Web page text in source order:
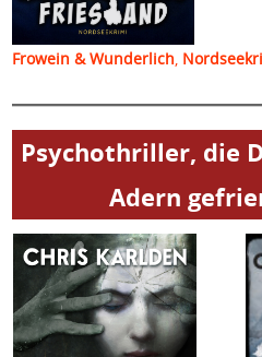
Frowein & Wunderlich,
Psychothriller, die
Adern